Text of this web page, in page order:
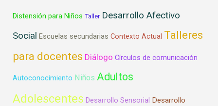
Distensión para Niños Taller Desarrollo Afectivo
Social Escuelas secundarias Contexto Actual Talleres
para docentes Diálogo Círculos de comunicación
Autoconocimiento Niños Adultos
Adolescentes Desarrollo Sensorial Desarrollo